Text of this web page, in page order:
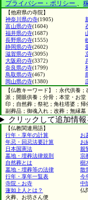
プライバシー・ポリシー 、
【他府県の寺院】
神奈川県の寺(1905)
富山県の寺(1604)
福井県の寺(1687)
長野県の寺(1555)
静岡県の寺(2602)
滋賀県の寺(3095)
大阪府の寺(3372)
奈良県の寺(1799)
鳥取県の寺(467)
岡山県の寺(1380)
【仏教キーワード】：永代供養
派；開眼供養；分骨；本堂・お
印；自然葬；祭祀；角柱塔婆；
副葬品；御魂入れ；改葬；無縁墓
クリックして追加情報
【仏教関連用語】
行年・享年の計算
お
年忌・回忌法要計算
お
日本国憲法
親
墓地・埋葬法律規則
宗
自然葬とは
樹
墓地・埋葬等の法律
散
行年・享年一覧表
今
寺院・お寺
中
蓮如上人とは？
仏
火葬、お坊さん便